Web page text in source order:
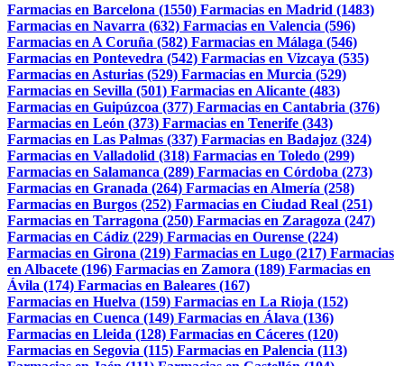
Farmacias en Barcelona (1550) Farmacias en Madrid (1483)
Farmacias en Navarra (632) Farmacias en Valencia (596)
Farmacias en A Coruña (582) Farmacias en Málaga (546)
Farmacias en Pontevedra (542) Farmacias en Vizcaya (535)
Farmacias en Asturias (529) Farmacias en Murcia (529)
Farmacias en Sevilla (501) Farmacias en Alicante (483)
Farmacias en Guipúzcoa (377) Farmacias en Cantabria (376)
Farmacias en León (373) Farmacias en Tenerife (343)
Farmacias en Las Palmas (337) Farmacias en Badajoz (324)
Farmacias en Valladolid (318) Farmacias en Toledo (299)
Farmacias en Salamanca (289) Farmacias en Córdoba (273)
Farmacias en Granada (264) Farmacias en Almería (258)
Farmacias en Burgos (252) Farmacias en Ciudad Real (251)
Farmacias en Tarragona (250) Farmacias en Zaragoza (247)
Farmacias en Cádiz (229) Farmacias en Ourense (224)
Farmacias en Girona (219) Farmacias en Lugo (217) Farmacias
en Albacete (196) Farmacias en Zamora (189) Farmacias en
Ávila (174) Farmacias en Baleares (167)
Farmacias en Huelva (159) Farmacias en La Rioja (152)
Farmacias en Cuenca (149) Farmacias en Álava (136)
Farmacias en Lleida (128) Farmacias en Cáceres (120)
Farmacias en Segovia (115) Farmacias en Palencia (113)